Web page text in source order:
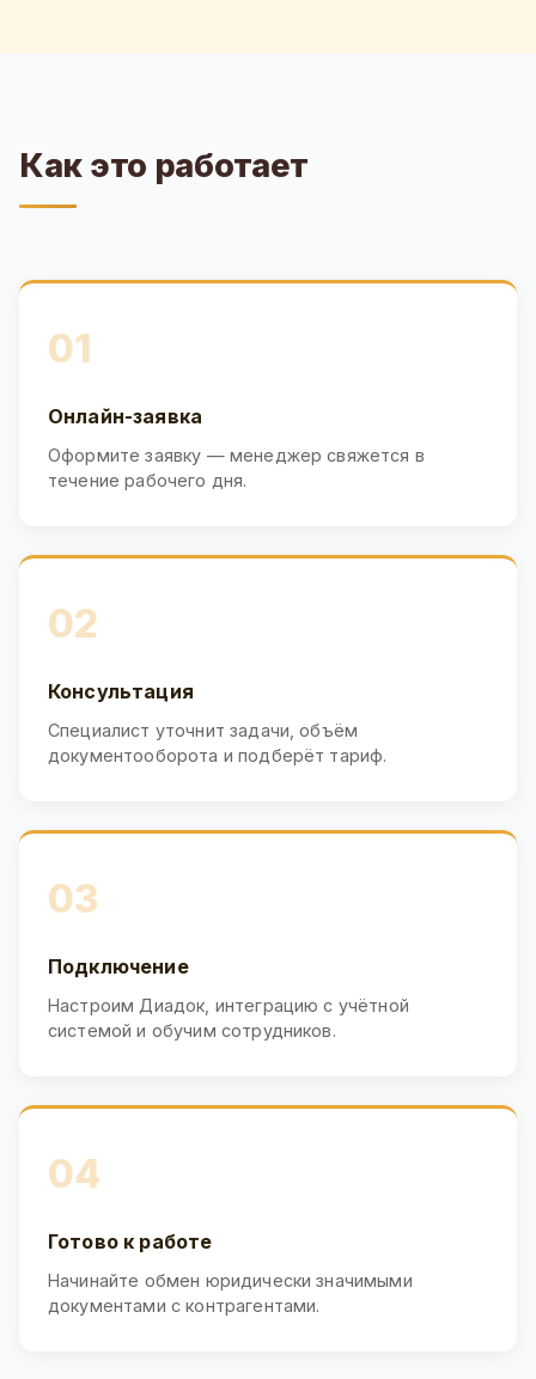
Как это работает
01
Онлайн-заявка
Оформите заявку — менеджер свяжется в
течение рабочего дня.
02
Консультация
Специалист уточнит задачи, объём
документооборота и подберёт тариф.
03
Подключение
Настроим Диадок, интеграцию с учётной
системой и обучим сотрудников.
04
Готово к работе
Начинайте обмен юридически значимыми
документами с контрагентами.